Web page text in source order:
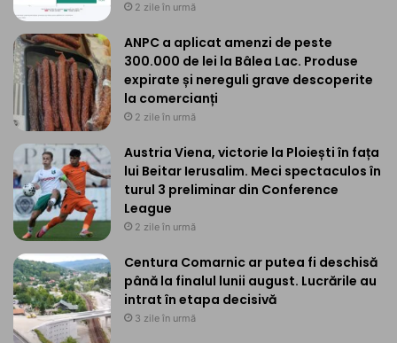
2 zile în urmă
ANPC a aplicat amenzi de peste
300.000 de lei la Bâlea Lac. Produse
expirate și nereguli grave descoperite
la comercianți
2 zile în urmă
Austria Viena, victorie la Ploiești în fața
lui Beitar Ierusalim. Meci spectaculos în
turul 3 preliminar din Conference
League
2 zile în urmă
Centura Comarnic ar putea fi deschisă
până la finalul lunii august. Lucrările au
intrat în etapa decisivă
3 zile în urmă